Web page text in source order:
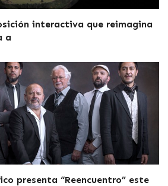
interactiva que reimagina
a
presenta “Reencuentro” este